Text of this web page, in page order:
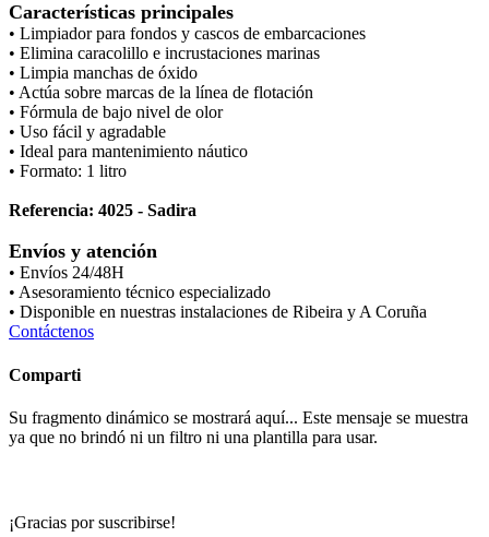
Características principales
• Limpiador para fondos y cascos de embarcaciones
• Elimina caracolillo e incrustaciones marinas
• Limpia manchas de óxido
• Actúa sobre marcas de la línea de flotación
• Fórmula de bajo nivel de olor
• Uso fácil y agradable
• Ideal para mantenimiento náutico
• Formato: 1 litro
Referencia: 4025 - Sadira
Envíos y atención
• Envíos 24/48H
• Asesoramiento técnico especializado
• Disponible en nuestras instalaciones de Ribeira y A Coruña
Contáctenos
Comparti
Su fragmento dinámico se mostrará aquí... Este mensaje se muestra
ya que no brindó ni un filtro ni una plantilla para usar.
¡Gracias por suscribirse!